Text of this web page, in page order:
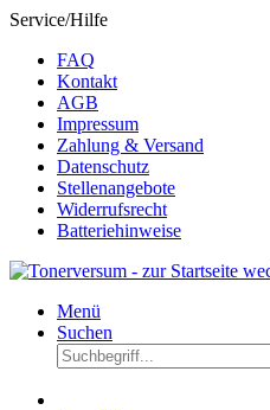
Service/Hilfe
FAQ
Kontakt
AGB
Impressum
Zahlung & Versand
Datenschutz
Stellenangebote
Widerrufsrecht
Batteriehinweise
Menü
Suchen